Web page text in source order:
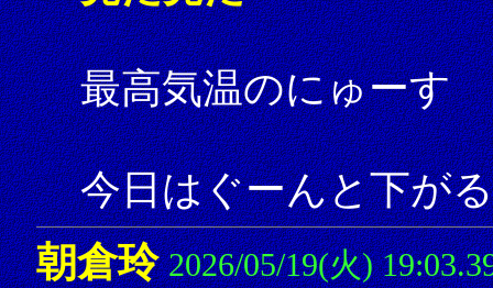
最高気温のにゅーす
今日はぐーんと下が
朝倉玲 2026/05/19(火)